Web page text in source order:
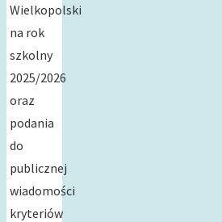
Wielkopolski
na rok
szkolny
2025/2026
oraz
podania
do
publicznej
wiadomości
kryteriów